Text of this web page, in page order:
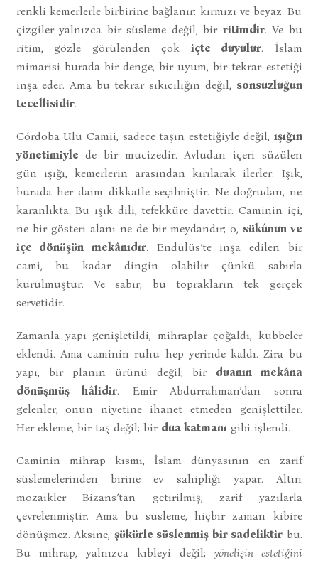
renkli kemerlerle birbirine bağlanır: kırmızı ve beyaz. Bu
çizgiler yalnızca bir süsleme değil, bir ritimdir. Ve bu
ritim, gözle görülenden çok içte duyulur. İslam
mimarisi burada bir denge, bir uyum, bir tekrar estetiği
inşa eder. Ama bu tekrar sıkıcılığın değil, sonsuzluğun
tecellisidir.
Córdoba Ulu Camii, sadece taşın estetiğiyle değil, ışığın
yönetimiyle de bir mucizedir. Avludan içeri süzülen
gün ışığı, kemerlerin arasından kırılarak ilerler. Işık,
burada her daim dikkatle seçilmiştir. Ne doğrudan, ne
karanlıkta. Bu ışık dili, tefekküre davettir. Caminin içi,
ne bir gösteri alanı ne de bir meydandır; o, sükûnun ve
içe dönüşün mekânıdır. Endülüs’te inşa edilen bir
cami, bu kadar dingin olabilir çünkü sabırla
kurulmuştur. Ve sabır, bu toprakların tek gerçek
servetidir.
Zamanla yapı genişletildi, mihraplar çoğaldı, kubbeler
eklendi. Ama caminin ruhu hep yerinde kaldı. Zira bu
yapı, bir planın ürünü değil; bir duanın mekâna
dönüşmüş hâlidir. Emir Abdurrahman’dan sonra
gelenler, onun niyetine ihanet etmeden genişlettiler.
Her ekleme, bir taş değil; bir dua katmanı gibi işlendi.
Caminin mihrap kısmı, İslam dünyasının en zarif
süslemelerinden birine ev sahipliği yapar. Altın
mozaikler Bizans’tan getirilmiş, zarif yazılarla
çevrelenmiştir. Ama bu süsleme, hiçbir zaman kibire
dönüşmez. Aksine, şükürle süslenmiş bir sadeliktir bu.
Bu mihrap, yalnızca kıbleyi değil; yönelişin estetiğini